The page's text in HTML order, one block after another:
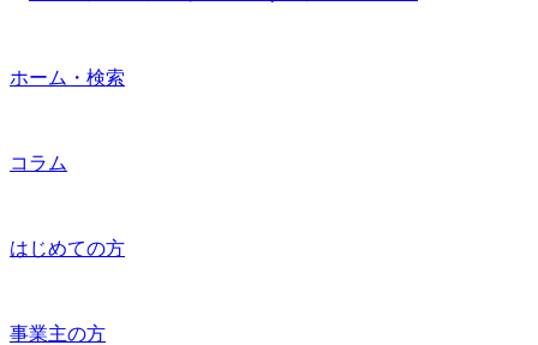
ホーム・検索
コラム
はじめての方
事業主の方